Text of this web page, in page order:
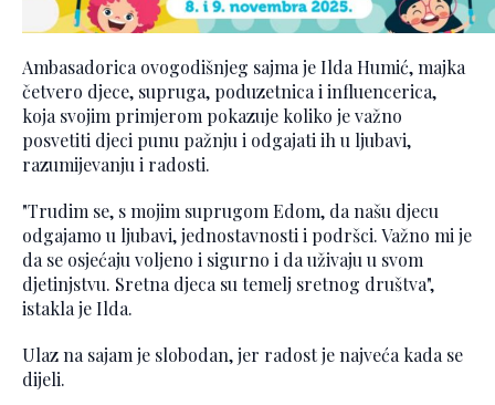
Ambasadorica ovogodišnjeg sajma je Ilda Humić, majka
četvero djece, supruga, poduzetnica i influencerica,
koja svojim primjerom pokazuje koliko je važno
posvetiti djeci punu pažnju i odgajati ih u ljubavi,
razumijevanju i radosti.
"Trudim se, s mojim suprugom Edom, da našu djecu
odgajamo u ljubavi, jednostavnosti i podršci. Važno mi je
da se osjećaju voljeno i sigurno i da uživaju u svom
djetinjstvu. Sretna djeca su temelj sretnog društva",
istakla je Ilda.
Ulaz na sajam je slobodan, jer radost je najveća kada se
dijeli.